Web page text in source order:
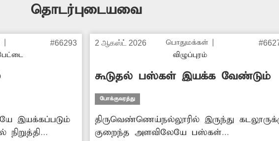
தொடர்புடையவை
#66293
இயக்கப்படும்
2 ஆகஸ்ட் 2026 பொதுமக்கள்
விழுப்புரம்
கூடுதல் பஸ்கள் இயக்க வேண்டும்
போக்குவரத்து
திருவெண்ணெய்நல்லூரில் இருந்து
குறைந்த அளவிலேயே பஸ்கள்